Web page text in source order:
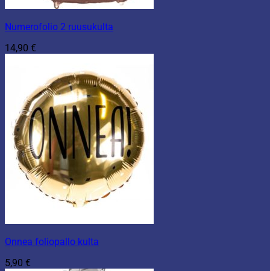
Numerofolio 2 ruusukulta
14,90 €
Onnea foliopallo kulta
5,90 €